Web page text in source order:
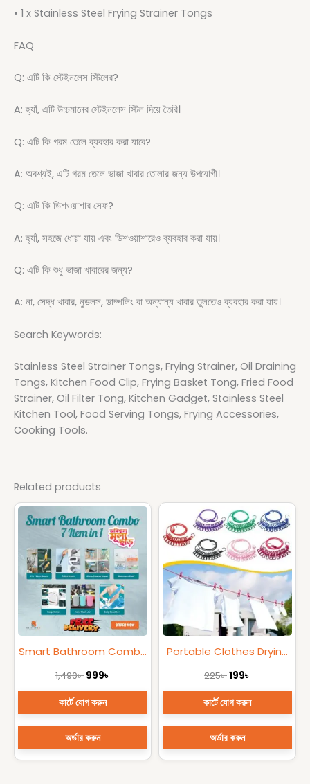
• 1 x Stainless Steel Frying Strainer Tongs
FAQ
Q: এটি কি স্টেইনলেস স্টিলের?
A: হ্যাঁ, এটি উচ্চমানের স্টেইনলেস স্টিল দিয়ে তৈরি।
Q: এটি কি গরম তেলে ব্যবহার করা যাবে?
A: অবশ্যই, এটি গরম তেলে ভাজা খাবার তোলার জন্য উপযোগী।
Q: এটি কি ডিশওয়াশার সেফ?
A: হ্যাঁ, সহজে ধোয়া যায় এবং ডিশওয়াশারেও ব্যবহার করা যায়।
Q: এটি কি শুধু ভাজা খাবারের জন্য?
A: না, সেদ্ধ খাবার, নুডলস, ডাম্পলিং বা অন্যান্য খাবার তুলতেও ব্যবহার করা যায়।
Search Keywords:
Stainless Steel Strainer Tongs, Frying Strainer, Oil Draining
Tongs, Kitchen Food Clip, Frying Basket Tong, Fried Food
Strainer, Oil Filter Tong, Kitchen Gadget, Stainless Steel
Kitchen Tool, Food Serving Tongs, Frying Accessories,
Cooking Tools.
Related products
Smart Bathroom Combo
7 in 1
1,490৳
Original
price
was:
1,490৳ .
999৳
Current
price
is:
999৳ .
কার্টে যোগ করুন
অর্ডার করুন
Portable Clothes Drying
Rope (12 Clips)
225৳
Original
price
was:
225৳ .
199৳
Current
price
is:
199৳ .
কার্টে যোগ করুন
অর্ডার করুন